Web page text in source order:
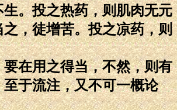
。投之热药，则肌肉无元
，徒增苦。投之凉药，则
在用之得当，不然，则有
于流注，又不可一概论